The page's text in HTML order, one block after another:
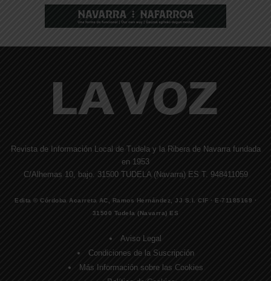
Revista de Información Local de Tudela y la Ribera de Navarra fundada
en 1953
C/Alhemas 10, bajo. 31500 TUDELA (Navarra) ES T. 948411059
Edita © Córdoba Acarreta AC, Ramos Hernández, JJ S.I. CIF · E-71185169 ·
31500 Tudela (Navarra) ES
Aviso Legal
Condiciones de la Suscripción
Más Información sobre las Cookies